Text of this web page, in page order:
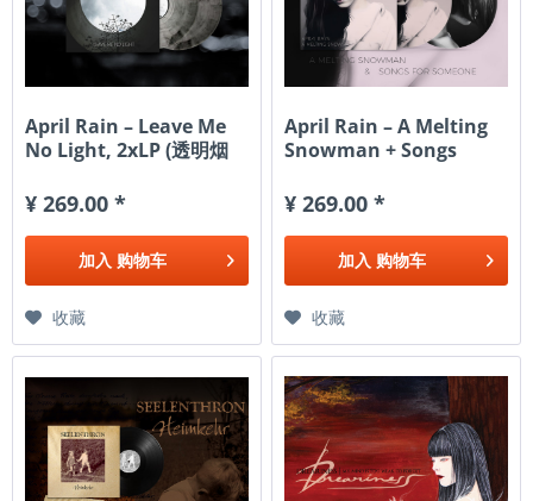
April Rain – Leave Me
No Light, 2xLP (透明烟
¥ 269.00 *
加入 购物车
收藏
April Rain – A Melting
Snowman + Songs
¥ 269.00 *
加入 购物车
收藏